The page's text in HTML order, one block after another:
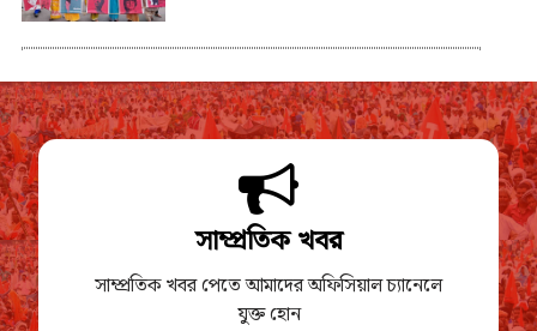
সাম্প্রতিক খবর
সাম্প্রতিক খবর পেতে আমাদের অফিসিয়াল চ্যানেলে
যুক্ত হোন